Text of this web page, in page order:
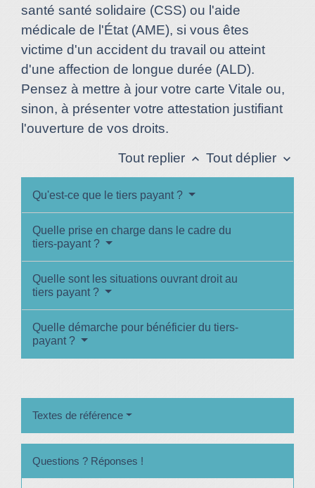
santé santé solidaire (CSS) ou l'aide
médicale de l'État (AME), si vous êtes
victime d'un accident du travail ou atteint
d'une affection de longue durée (ALD).
Pensez à mettre à jour votre carte Vitale ou,
sinon, à présenter votre attestation justifiant
l'ouverture de vos droits.
Tout replier keyboard_arrow_up Tout déplier keyboard_arrow_down
Qu'est-ce que le tiers payant ?
Quelle prise en charge dans le cadre du
tiers-payant ?
Quelle sont les situations ouvrant droit au
tiers payant ?
Quelle démarche pour bénéficier du tiers-
payant ?
Textes de référence
Questions ? Réponses !